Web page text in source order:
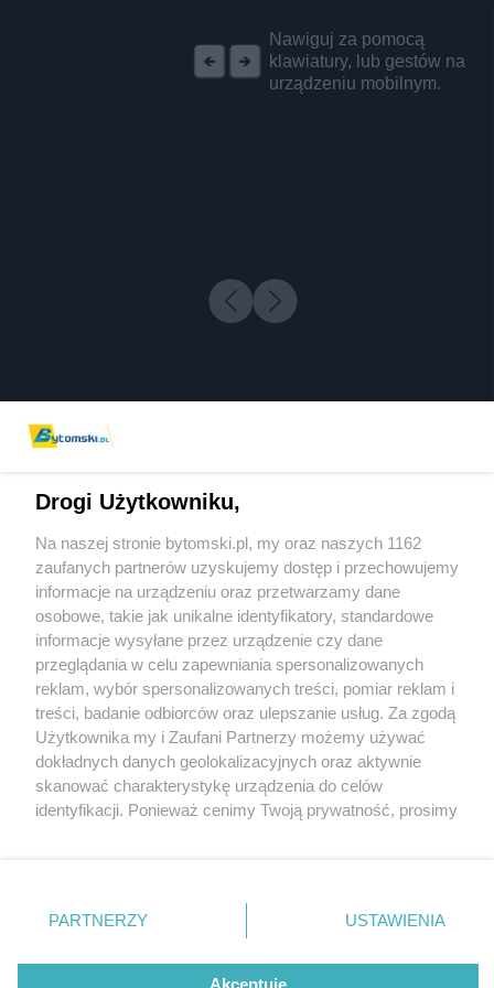
Nawiguj za pomocą
klawiatury, lub gestów na
urządzeniu mobilnym.
3 / 0
Wydawca mediów lokalnych
Nie zapomnij
zapoznać się z:
polityką prywatności regulamin korzystania z portali
Twojemiasto
Piekary Śląskie
Chorzów
Tarnowskie Góry
Gliwice
Skontakuj sięz nami
Kontakt
Wydawca
Pogoda
Drogi Użytkowniku,
Na naszej stronie bytomski.pl, my oraz naszych 1162
zaufanych partnerów uzyskujemy dostęp i przechowujemy
informacje na urządzeniu oraz przetwarzamy dane
osobowe, takie jak unikalne identyfikatory, standardowe
informacje wysyłane przez urządzenie czy dane
przeglądania w celu zapewniania spersonalizowanych
reklam, wybór spersonalizowanych treści, pomiar reklam i
treści, badanie odbiorców oraz ulepszanie usług. Za zgodą
Użytkownika my i Zaufani Partnerzy możemy używać
dokładnych danych geolokalizacyjnych oraz aktywnie
skanować charakterystykę urządzenia do celów
identyfikacji. Ponieważ cenimy Twoją prywatność, prosimy
prywatności znajdujący się w lewym dolnym rogu strony
. Niektóre rodzaje przetwarzania danych nie wymagają
zgody użytkownika, ale masz prawo sprzeciwić się
takiemu przetwarzaniu. Preferencje będą miały
PARTNERZY USTAWIENIA
Akceptuję